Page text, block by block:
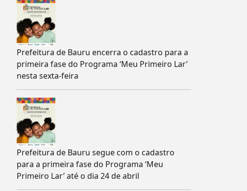
Prefeitura de Bauru encerra o cadastro para a
primeira fase do Programa ‘Meu Primeiro Lar’
nesta sexta-feira
Prefeitura de Bauru segue com o cadastro
para a primeira fase do Programa ‘Meu
Primeiro Lar’ até o dia 24 de abril